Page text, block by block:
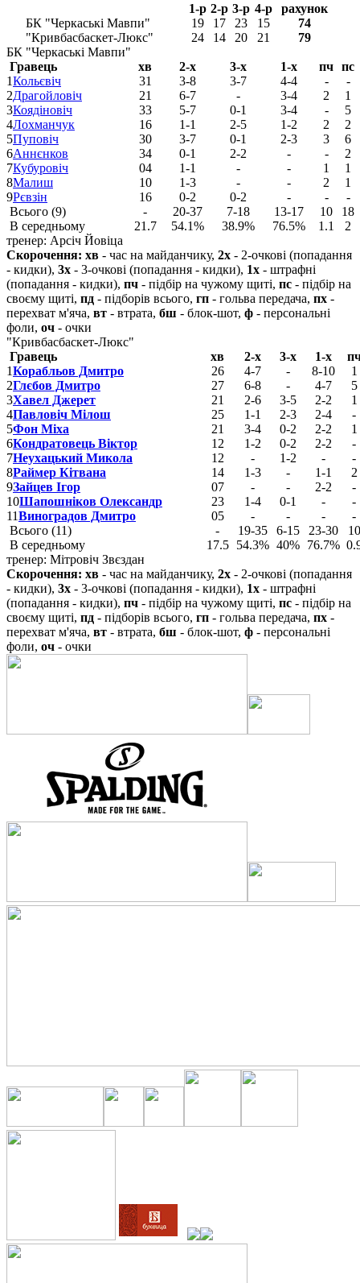
1-р 2-р 3-р 4-р
рахунок
БК "Черкаські Мавпи"
19 17 23 15
74
"Кривбасбаскет-Люкс"
24 14 20 21
79
БК "Черкаські Мавпи"
Гравець
хв 2-х 3-х 1-х пч пс
1Кольєвіч 31 3-8 3-7 4-4 -
-
2Драгойловіч 21 6-7 - 3-4 2
1
3Коядіновіч 33 5-7 0-1 3-4 -
5
4Лохманчук 16 1-1 2-5 1-2 2
2
5Пуповіч 30 3-7 0-1 2-3 3
6
6Аннєнков 34 0-1 2-2 - -
2
7Кубуровіч 04 1-1 - - 1
1
8Малиш 10 1-3 - - 2
1
9Рєвзін 16 0-2 0-2 - -
-
Всього (9)
- 20-37 7-18 13-17 10
18
В середньому
21.7 54.1% 38.9% 76.5% 1.1
2
тренер: Арсіч Йовіца
Скорочення: хв - час на майданчику, 2х - 2-очкові (попадання
- кидки), 3х - 3-очкові (попадання - кидки), 1х - штрафні
(попадання - кидки), пч - підбір на чужому щиті, пс - підбір на
своєму щиті, пд - підборів всього, гп - гольва передача, пх -
перехват м'яча, вт - втрата, бш - блок-шот, ф - персональні
фоли, оч - очки
"Кривбасбаскет-Люкс"
Гравець
хв 2-х 3-х 1-х
1Корабльов Дмитро 26 4-7 - 8-10
1
2Глєбов Дмитро 27 6-8 - 4-7
5
3Хавел Джерет 21 2-6 3-5 2-2
1
4Павловіч Мілош 25 1-1 2-3 2-4
-
5Фон Міха 21 3-4 0-2 2-2
1
6Кондратовець Віктор 12 1-2 0-2 2-2
-
7Неухацький Микола 12 - 1-2 -
-
8Раймер Кітвана 14 1-3 - 1-1
2
9Зайцев Ігор 07 - - 2-2
-
10Шапошніков Олександр 23 1-4 0-1 -
-
11Виноградов Дмитро 05 - - -
-
Всього (11)
- 19-35 6-15 23-30
10
В середньому
17.5 54.3% 40% 76.7%
тренер: Мітровіч Звєздан
Скорочення: хв - час на майданчику, 2х - 2-очкові (попадання
- кидки), 3х - 3-очкові (попадання - кидки), 1х - штрафні
(попадання - кидки), пч - підбір на чужому щиті, пс - підбір на
своєму щиті, пд - підборів всього, гп - гольва передача, пх -
перехват м'яча, вт - втрата, бш - блок-шот, ф - персональні
фоли, оч - очки